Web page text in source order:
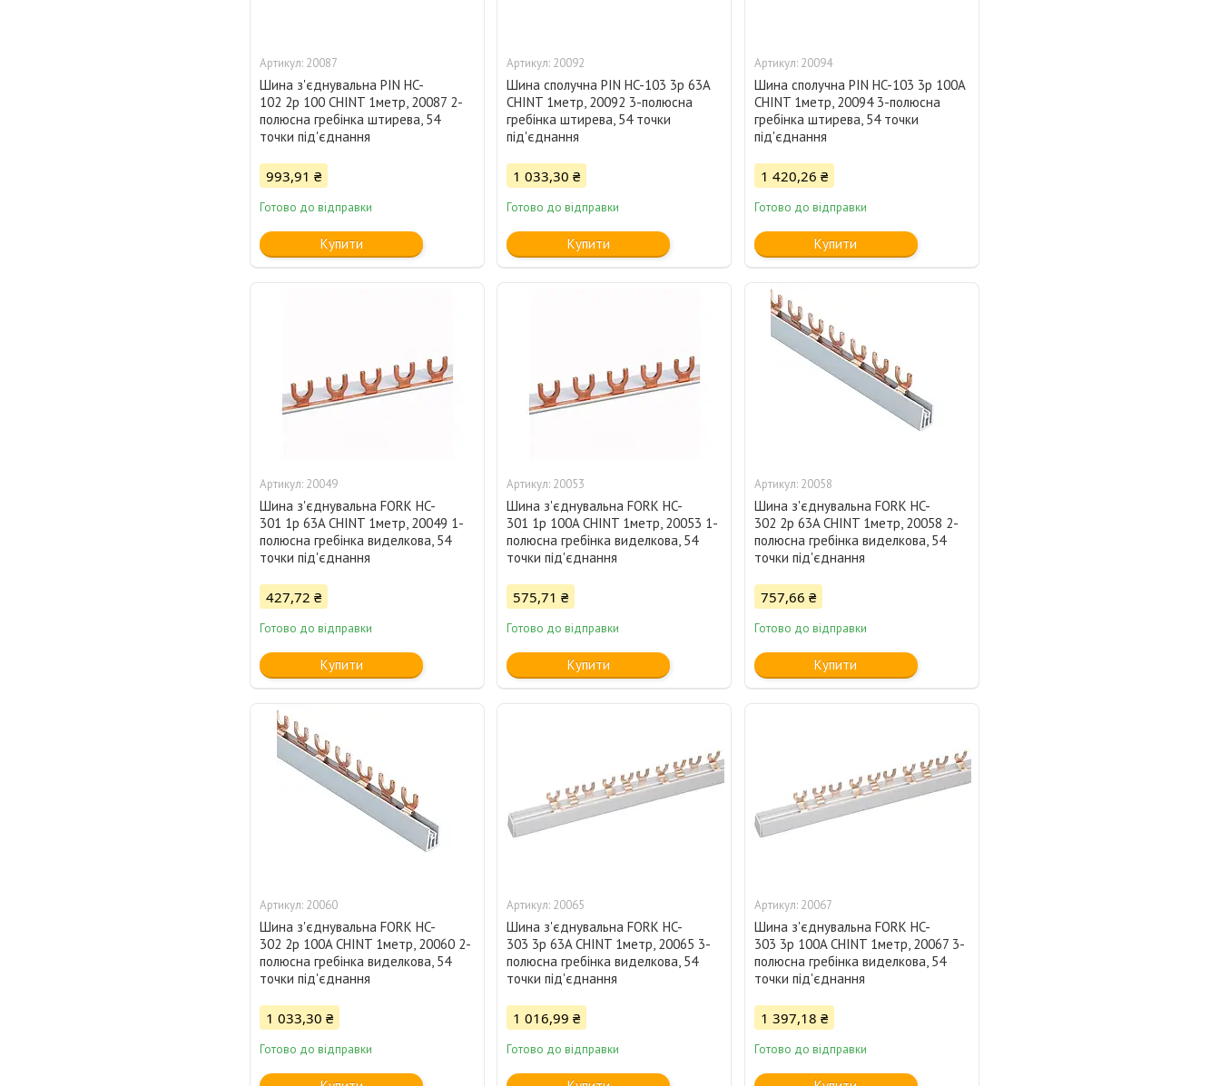
20087
Шина з'єднувальна PIN HC-
102 2p 100 CHINT 1метр, 20087 2-
полюсна гребінка штирева, 54
точки під'єднання
993,91 ₴
Готово до відправки
Купити
20092
Шина сполучна PIN HC-103 3p 63A
CHINT 1метр, 20092 3-полюсна
гребінка штирева, 54 точки
під'єднання
1 033,30 ₴
Готово до відправки
Купити
20094
Шина сполучна PIN HC-103 3p 100A
CHINT 1метр, 20094 3-полюсна
гребінка штирева, 54 точки
під'єднання
1 420,26 ₴
Готово до відправки
Купити
20049
Шина з'єднувальна FORK HC-
301 1p 63A CHINT 1метр, 20049 1-
полюсна гребінка виделкова, 54
точки під'єднання
427,72 ₴
Готово до відправки
Купити
20053
Шина з'єднувальна FORK HC-
301 1p 100A CHINT 1метр, 20053 1-
полюсна гребінка виделкова, 54
точки під'єднання
575,71 ₴
Готово до відправки
Купити
20058
Шина з'єднувальна FORK HC-
302 2p 63A CHINT 1метр, 20058 2-
полюсна гребінка виделкова, 54
точки під'єднання
757,66 ₴
Готово до відправки
Купити
20060
Шина з'єднувальна FORK HC-
302 2p 100A CHINT 1метр, 20060 2-
полюсна гребінка виделкова, 54
точки під'єднання
1 033,30 ₴
Готово до відправки
20065
Шина з'єднувальна FORK HC-
303 3p 63A CHINT 1метр, 20065 3-
полюсна гребінка виделкова, 54
точки під'єднання
1 016,99 ₴
Готово до відправки
20067
Шина з'єднувальна FORK HC-
303 3p 100A CHINT 1метр, 20067 3-
полюсна гребінка виделкова, 54
точки під'єднання
1 397,18 ₴
Готово до відправки